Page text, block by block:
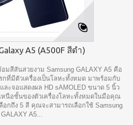
A5 (A500F สีดำ)
มสีสันสวยงาม Samsung GALAXY A5 คือ
กที่มีตัวเครื่องเป็นโลหะทั้งหมด มาพร้อมกับ
ะจอแสดงผล HD sAMOLED ขนาด 5 นิ้ว
นือชั้นของตัวเครื่องโลหะทั้งหมดในมือคุณ
อกถึง 5 สี คุณจะสามารถเลือกใช้ Samsung
GALAXY A5...